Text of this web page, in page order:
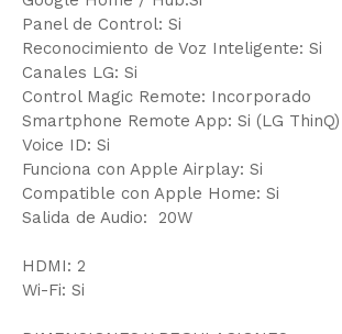
Panel de Control: Si
Reconocimiento de Voz Inteligente: Si
Canales LG: Si
Control Magic Remote: Incorporado
Smartphone Remote App: Si (LG ThinQ)
Voice ID: Si
Funciona con Apple Airplay: Si
Compatible con Apple Home: Si
Salida de Audio: 20W
HDMI: 2
Wi-Fi: Si